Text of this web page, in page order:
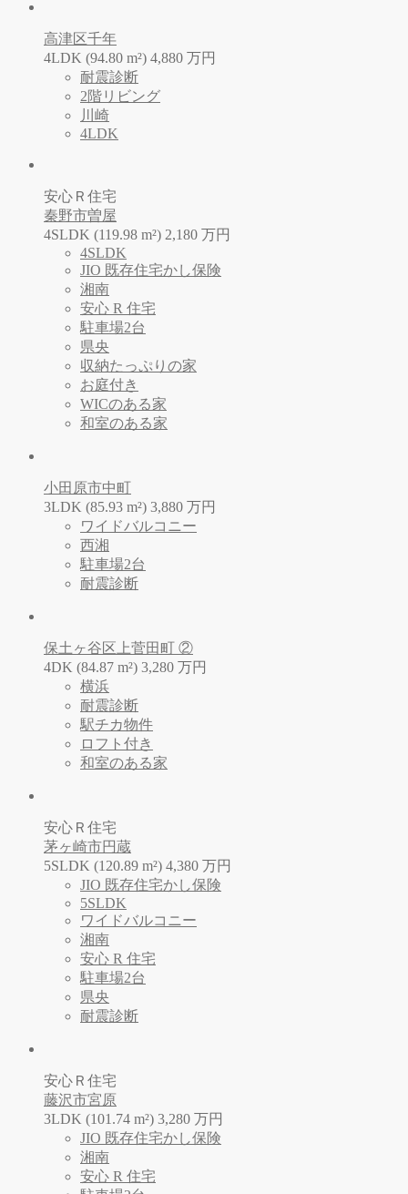
高津区千年
4LDK (94.80 m²) 4,880 万円
耐震診断
2階リビング
川崎
4LDK
安心Ｒ住宅
秦野市曽屋
4SLDK (119.98 m²) 2,180 万円
4SLDK
JIO 既存住宅かし保険
湘南
安心 R 住宅
駐車場2台
県央
収納たっぷりの家
お庭付き
WICのある家
和室のある家
小田原市中町
3LDK (85.93 m²) 3,880 万円
ワイドバルコニー
西湘
駐車場2台
耐震診断
保土ヶ谷区上菅田町 ②
4DK (84.87 m²) 3,280 万円
横浜
耐震診断
駅チカ物件
ロフト付き
和室のある家
安心Ｒ住宅
茅ヶ崎市円蔵
5SLDK (120.89 m²) 4,380 万円
JIO 既存住宅かし保険
5SLDK
ワイドバルコニー
湘南
安心 R 住宅
駐車場2台
県央
耐震診断
安心Ｒ住宅
藤沢市宮原
3LDK (101.74 m²) 3,280 万円
JIO 既存住宅かし保険
湘南
安心 R 住宅